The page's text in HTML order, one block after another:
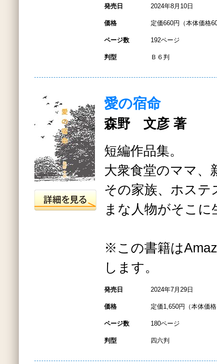
発売日 2024年8月10日
価格 定価660円（本体価格
ページ数 192ページ
判型 Ｂ６判
愛の宿命
森野 文彦 著
短編作品集。
大衆食堂のママ、
その家族、ホス
まな人物がそこに
※この書籍は
します。
発売日 2024年7月29日
価格 定価1,650円（本体価
ページ数 180ページ
判型 四六判